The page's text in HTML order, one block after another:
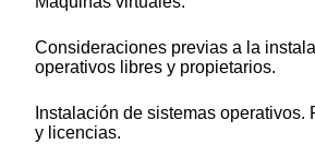
Consideraciones previas a la
operativos libres y propietarios.
Instalación de sistemas operativos.
y licencias.